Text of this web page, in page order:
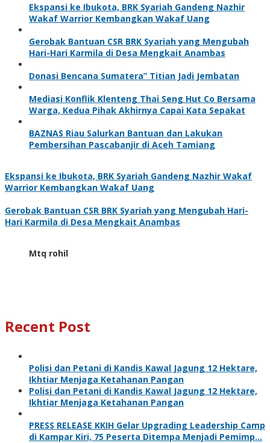
Ekspansi ke Ibukota, BRK Syariah Gandeng Nazhir
Wakaf Warrior Kembangkan Wakaf Uang
Gerobak Bantuan CSR BRK Syariah yang Mengubah
Hari-Hari Karmila di Desa Mengkait Anambas
Donasi Bencana Sumatera” Titian Jadi Jembatan
Mediasi Konflik Klenteng Thai Seng Hut Co Bersama
Warga, Kedua Pihak Akhirnya Capai Kata Sepakat
BAZNAS Riau Salurkan Bantuan dan Lakukan
Pembersihan Pascabanjir di Aceh Tamiang
Ekspansi ke Ibukota, BRK Syariah Gandeng Nazhir Wakaf
Warrior Kembangkan Wakaf Uang
Gerobak Bantuan CSR BRK Syariah yang Mengubah Hari-
Hari Karmila di Desa Mengkait Anambas
Mtq rohil
Recent Post
Polisi dan Petani di Kandis Kawal Jagung 12 Hektare,
Ikhtiar Menjaga Ketahanan Pangan
Polisi dan Petani di Kandis Kawal Jagung 12 Hektare,
Ikhtiar Menjaga Ketahanan Pangan
PRESS RELEASE KKIH Gelar Upgrading Leadership Camp
di Kampar Kiri, 75 Peserta Ditempa Menjadi Pemimp…